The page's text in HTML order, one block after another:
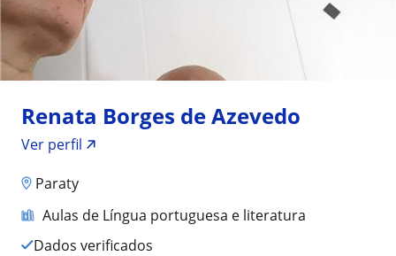
Renata Borges de Azevedo
Ver perfil
Paraty
Aulas de Língua portuguesa e literatura
Dados verificados